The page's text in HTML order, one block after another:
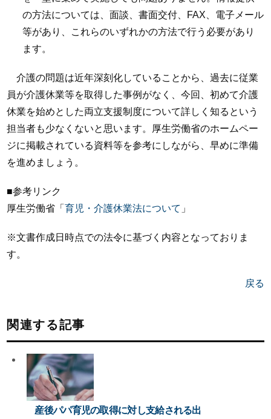
の方法については、面談、書面交付、FAX、電子メール
等があり、これらのいずれかの方法で行う必要があり
ます。
介護の問題は近年深刻化していることから、過去に従業
員が介護休業等を取得した事例がなく、今回、初めて介護
休業を始めとした両立支援制度について詳しく知るという
担当者も少なくないと思います。厚生労働省のホームペー
ジに掲載されている資料等を参考にしながら、早めに準備
を進めましょう。
■参考リンク
厚生労働省「育児・介護休業法について 」
※文書作成日時点での法令に基づく内容となっておりま
す。
戻る
関連する記事
産後パパ育児の取得に対し支給される出